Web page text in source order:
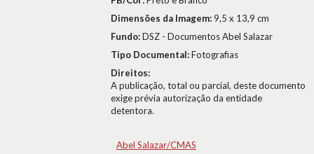
Dimensões da Imagem:9,5 x 13,9 cm
Fundo:DSZ - Documentos Abel Salazar
Tipo Documental:Fotografias
Direitos:
A publicação, total ou parcial, deste documento
exige prévia autorização da entidade
detentora.
Abel Salazar/CMAS